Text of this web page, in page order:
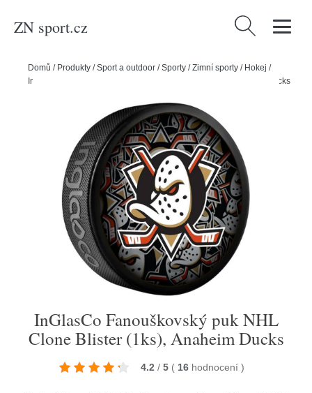
ZN sport.cz Vyhledávání
Domů / Produkty /Sport a outdoor /Sporty /Zimní sporty / Hokej /
InGlasCo Fanouškovský puk NHL Clone Blister (1ks), Anaheim Ducks
InGlasCo Fanouškovský puk NHL
Clone Blister (1ks), Anaheim Ducks
4.2 / 5 ( 16 hodnocení )